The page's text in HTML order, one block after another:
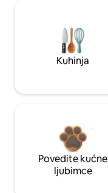
Kuhinja
Povedite kućne
ljubimce